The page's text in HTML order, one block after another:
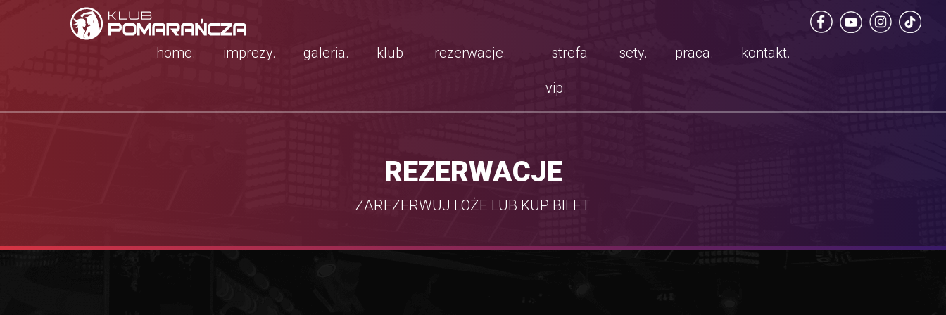
home. imprezy. galeria. klub. rezerwacje. strefa
vip.
sety. praca. kontakt.
REZERWACJE
ZAREZERWUJ LOŻE LUB KUP BILET